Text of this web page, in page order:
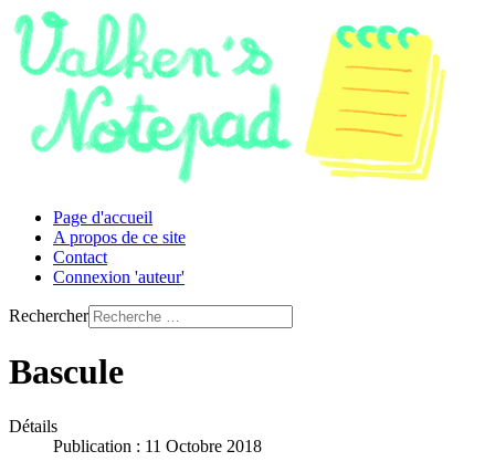
Page d'accueil
A propos de ce site
Contact
Connexion 'auteur'
Rechercher
Bascule
Détails
Publication : 11 Octobre 2018